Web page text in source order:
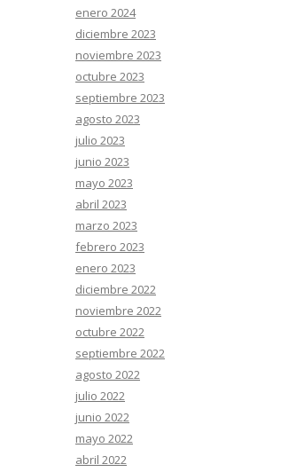
enero 2024
diciembre 2023
noviembre 2023
octubre 2023
septiembre 2023
agosto 2023
julio 2023
junio 2023
mayo 2023
abril 2023
marzo 2023
febrero 2023
enero 2023
diciembre 2022
noviembre 2022
octubre 2022
septiembre 2022
agosto 2022
julio 2022
junio 2022
mayo 2022
abril 2022